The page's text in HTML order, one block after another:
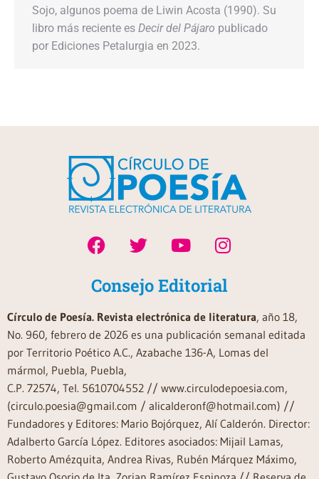
Sojo, algunos poema de Liwin Acosta (1990). Su
libro más reciente es Decir del Pájaro publicado
por Ediciones Petalurgia en 2023.
Consejo Editorial
Círculo de Poesía. Revista electrónica de literatura, año 18,
No. 960, febrero de 2026 es una publicación semanal editada
por Territorio Poético A.C., Azabache 136-A, Lomas del
mármol, Puebla, Puebla,
C.P. 72574, Tel. 5610704552 // www.circulodepoesia.com,
(circulo.poesia@gmail.com / alicalderonf@hotmail.com) //
Fundadores y Editores: Mario Bojórquez, Alí Calderón. Director:
Adalberto García López. Editores asociados: Mijail Lamas,
Roberto Amézquita, Andrea Rivas, Rubén Márquez Máximo,